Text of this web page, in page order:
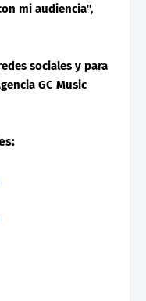
mi audiencia",
sociales y para
GC Music